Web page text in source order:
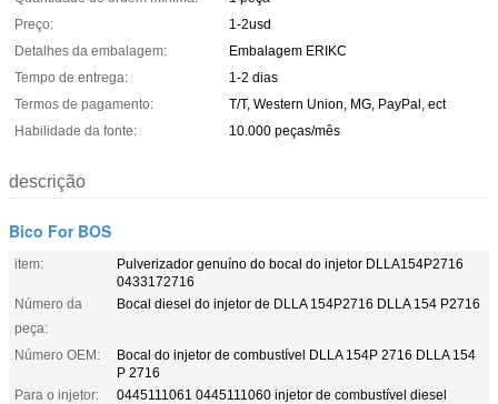
Preço:
1-2usd
Detalhes da embalagem:
Embalagem ERIKC
Tempo de entrega:
1-2 dias
Termos de pagamento:
T/T, Western Union, MG, PayPal, ect
Habilidade da fonte:
10.000 peças/mês
descrição
Bico For BOS
item:
Pulverizador genuíno do bocal do injetor DLLA154P2716
0433172716
Número da
peça:
Bocal diesel do injetor de DLLA 154P2716 DLLA 154 P2716
Número OEM:
Bocal do injetor de combustível DLLA 154P 2716 DLLA 154
P 2716
Para o injetor:
0445111061 0445111060 injetor de combustível diesel